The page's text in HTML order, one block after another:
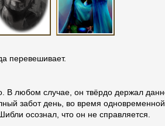
перевешивает.
В любом случае, он твёрдо держал
забот день, во время
осознал, что он не справляется.